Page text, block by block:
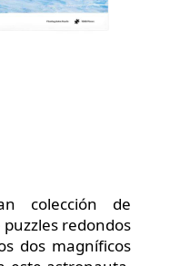
colección de
redondos
dos magníficos